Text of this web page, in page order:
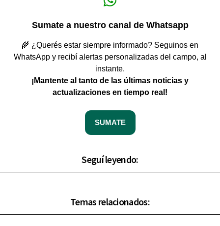
Sumate a nuestro canal de Whatsapp
🌾 ¿Querés estar siempre informado? Seguinos en
WhatsApp y recibí alertas personalizadas del campo, al
instante.
¡Mantente al tanto de las últimas noticias y
actualizaciones en tiempo real!
SUMATE
Seguí leyendo:
Temas relacionados: